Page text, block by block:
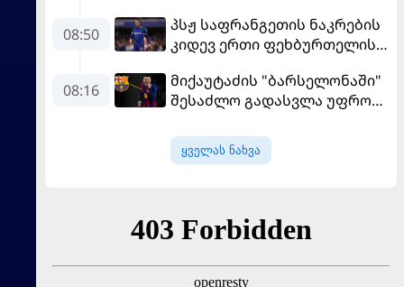
08:50
პსჟ საფრანგეთის ნაკრების
კიდევ ერთი ფეხბურთელის
08:16
მიქაუტაძის "ბარსელონაში"
შესაძლო გადასვლა უფრო
ესაუბრა ქართველი
კატალონიელთა მთავარ
ყველას ნახვა